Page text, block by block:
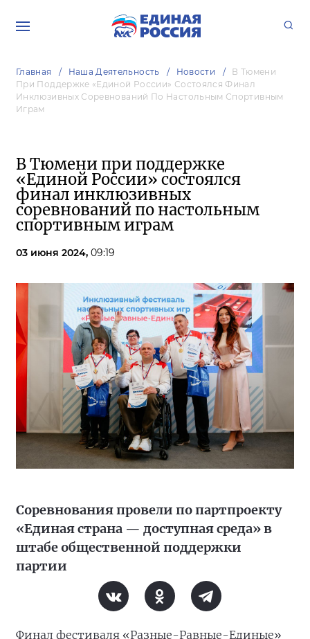
Главная Наша Деятельность Новости
В Тюмени
При Поддержке «Единой России» Состоялся Финал
Инклюзивных Соревнований По Настольным Спортивным
Играм
В Тюмени при поддержке
«Единой России» состоялся
финал инклюзивных
соревнований по настольным
спортивным играм
03 июня 2024, 09:19
Соревнования провели по партпроекту
«Единая страна — доступная среда» в
штабе общественной поддержки
партии
Финал фестиваля «Разные-Равные-Единые»